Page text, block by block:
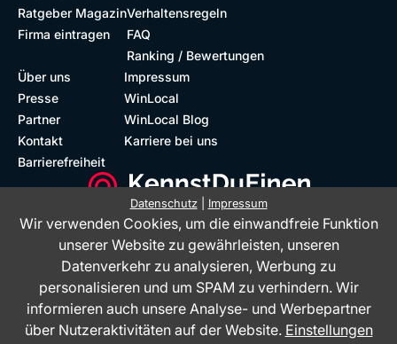
Ratgeber Magazin
Firma eintragen
Verhaltensregeln
FAQ
Ranking / Bewertungen
Über uns
Presse
Partner
Kontakt
Barrierefreiheit
Impressum
WinLocal
WinLocal Blog
Karriere bei uns
Datenschutz| Impressum
Wir verwenden Cookies, um die einwandfreie Funktion
unserer Website zu gewährleisten, unseren
Datenverkehr zu analysieren, Werbung zu
personalisieren und um SPAM zu verhindern. Wir
informieren auch unsere Analyse- und Werbepartner
über Nutzeraktivitäten auf der Website. Einstellungen